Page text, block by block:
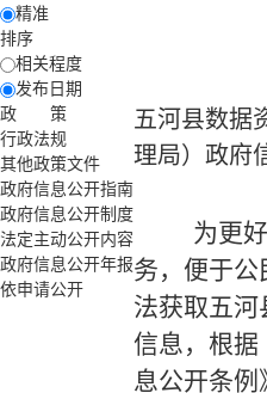
精准
排序
相关程度
发布日期
政 策
行政法规
其他政策文件
政府信息公开指南
政府信息公开制度
法定主动公开内容
政府信息公开年报
依申请公开
五河县数据
理局）政府
为更
务，便于公
法获取五河
信息，根据
息公开条